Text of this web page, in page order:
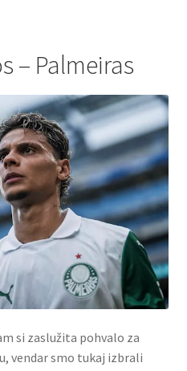
– Palmeiras
si zaslužita pohvalo za
vendar smo tukaj izbrali